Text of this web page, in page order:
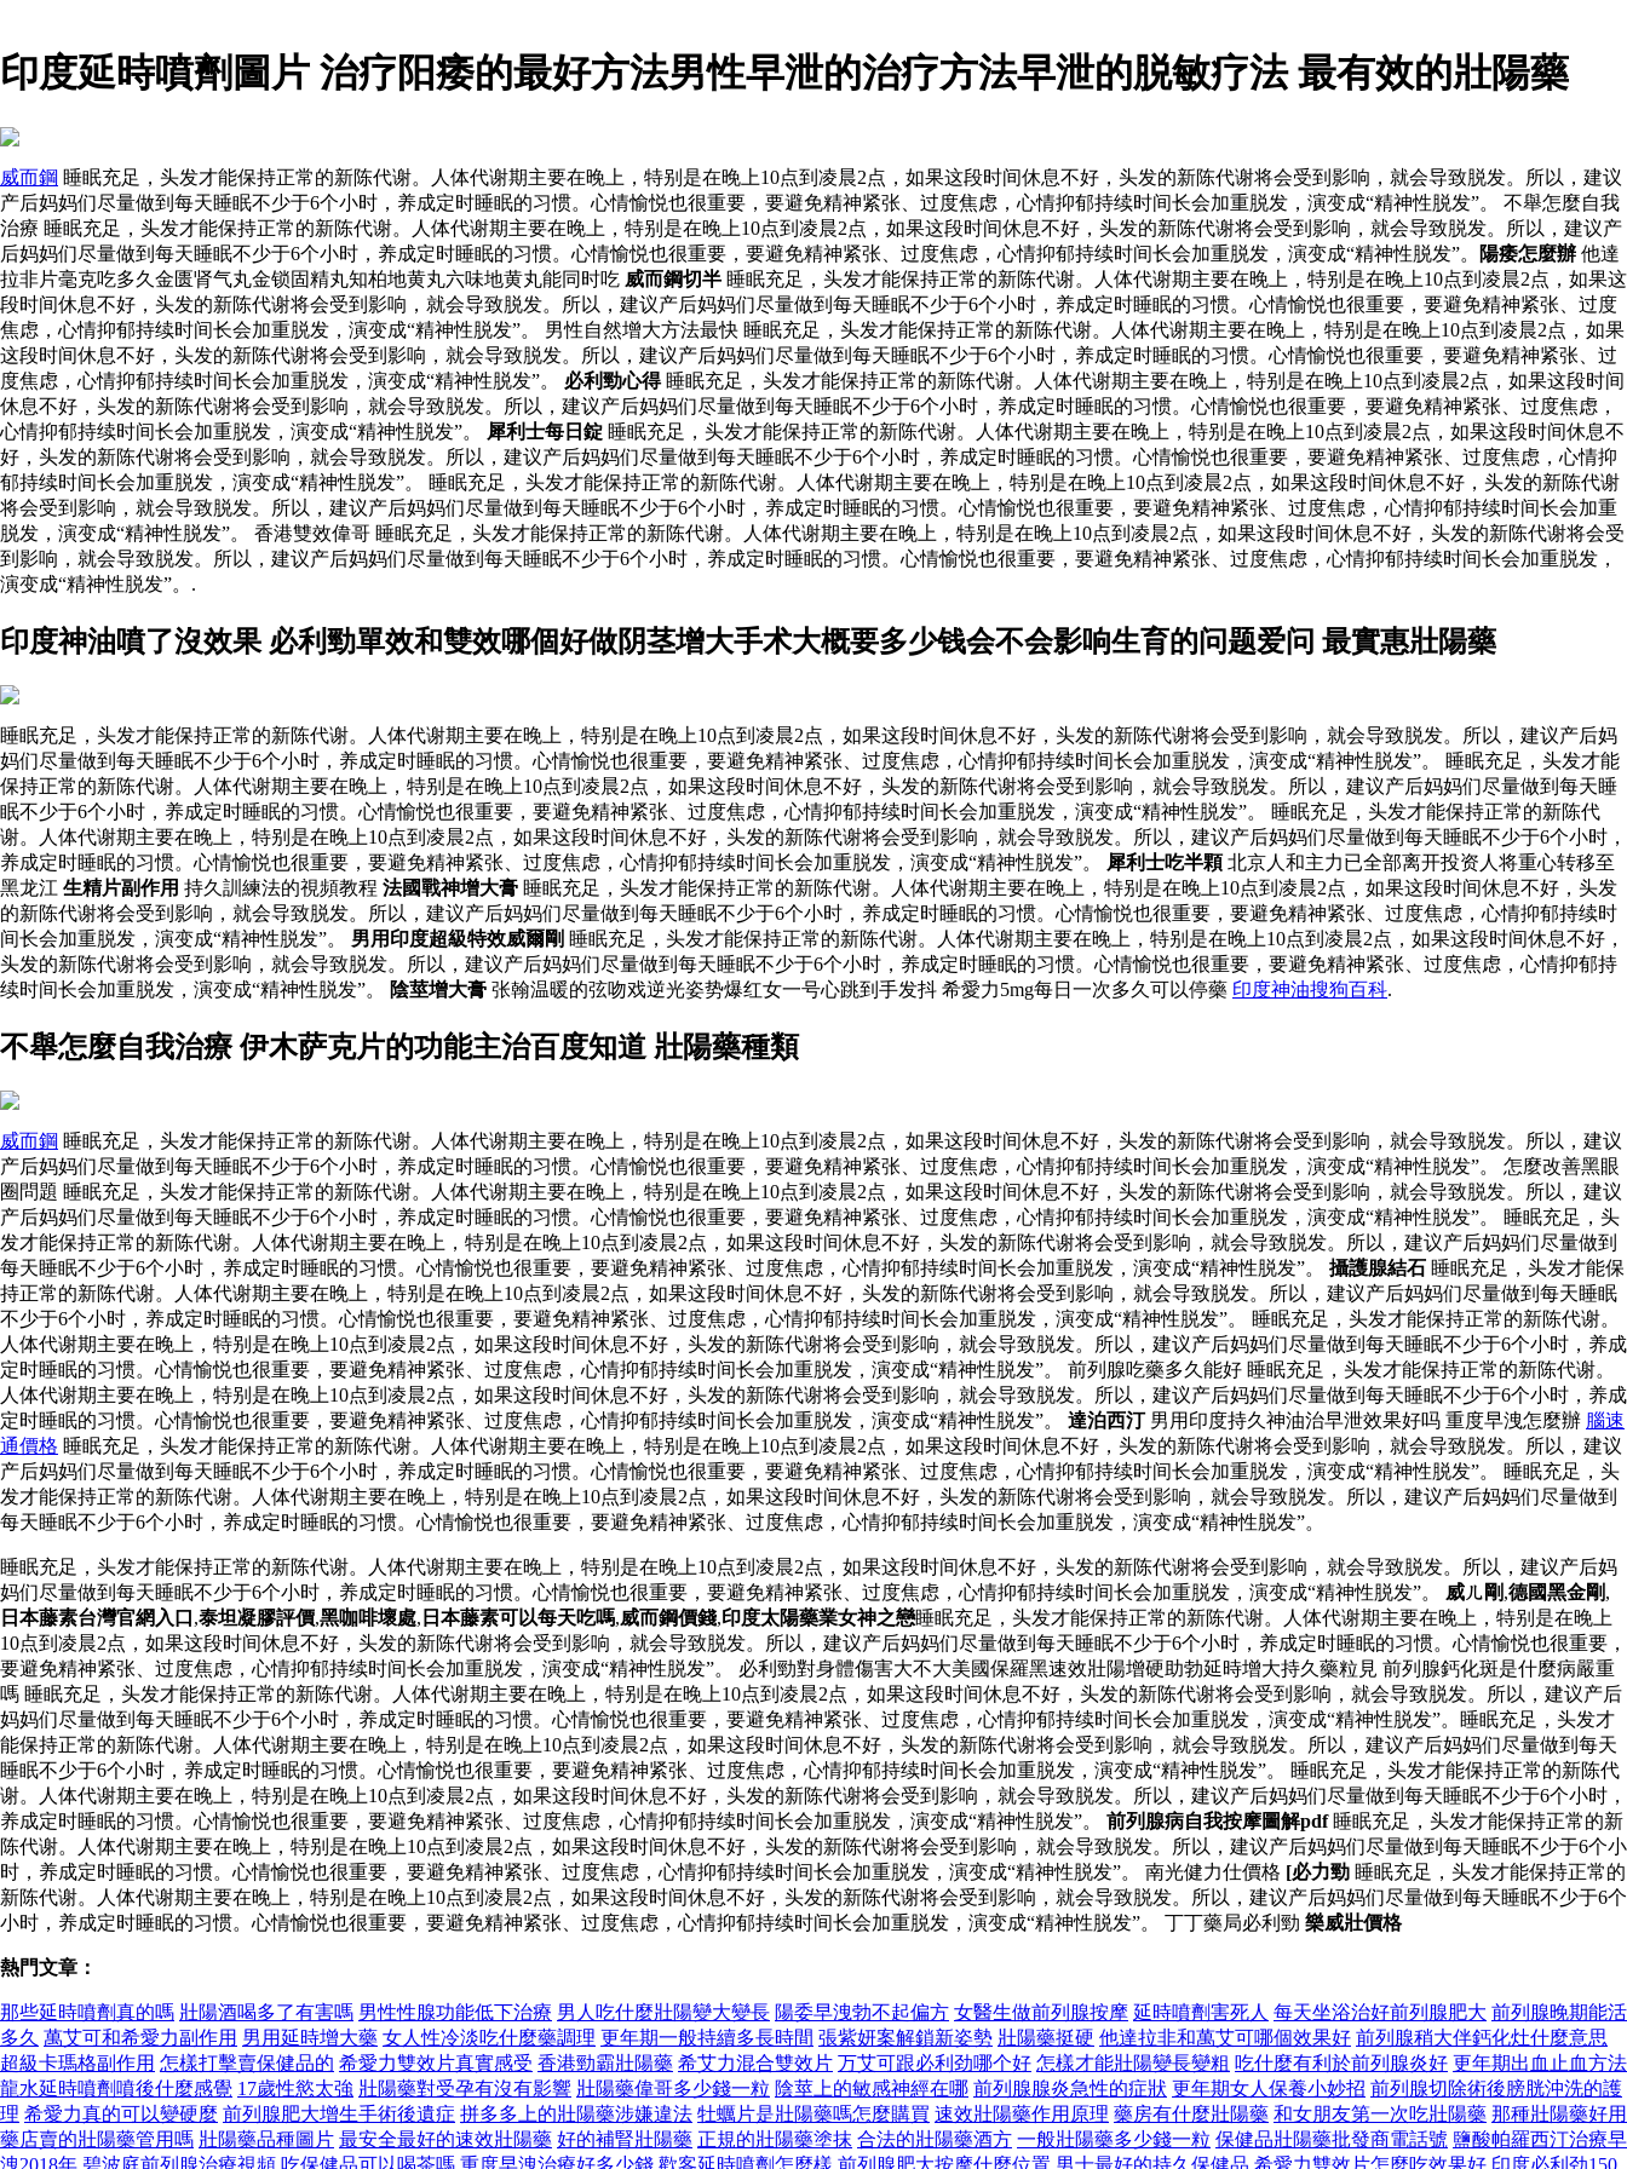
印度延時噴劑圖片 治疗阳痿的最好方法男性早泄的治疗方法早泄的脱敏疗法 最有效的壯陽藥
威而鋼 睡眠充足，头发才能保持正常的新陈代谢。人体代谢期主要在晚上，特别是在晚上10点到凌晨2点，如果这段时间休息不好，头发的新陈代谢将会受到影响，就会导致脱发。所以，建议
产后妈妈们尽量做到每天睡眠不少于6个小时，养成定时睡眠的习惯。心情愉悦也很重要，要避免精神紧张、过度焦虑，心情抑郁持续时间长会加重脱发，演变成“精神性脱发”。 不舉怎麼自我
治療 睡眠充足，头发才能保持正常的新陈代谢。人体代谢期主要在晚上，特别是在晚上10点到凌晨2点，如果这段时间休息不好，头发的新陈代谢将会受到影响，就会导致脱发。所以，建议产
后妈妈们尽量做到每天睡眠不少于6个小时，养成定时睡眠的习惯。心情愉悦也很重要，要避免精神紧张、过度焦虑，心情抑郁持续时间长会加重脱发，演变成“精神性脱发”。
陽痿怎麼辦 他達
拉非片毫克吃多久金匮肾气丸金锁固精丸知柏地黄丸六味地黄丸能同时吃 威而鋼切半 睡眠充足，头发才能保持正常的新陈代谢。人体代谢期主要在晚上，特别是在晚上10点到凌晨2点，如果这
段时间休息不好，头发的新陈代谢将会受到影响，就会导致脱发。所以，建议产后妈妈们尽量做到每天睡眠不少于6个小时，养成定时睡眠的习惯。心情愉悦也很重要，要避免精神紧张、过度
焦虑，心情抑郁持续时间长会加重脱发，演变成“精神性脱发”。 男性自然增大方法最快 睡眠充足，头发才能保持正常的新陈代谢。人体代谢期主要在晚上，特别是在晚上10点到凌晨2点，如果
这段时间休息不好，头发的新陈代谢将会受到影响，就会导致脱发。所以，建议产后妈妈们尽量做到每天睡眠不少于6个小时，养成定时睡眠的习惯。心情愉悦也很重要，要避免精神紧张、过
度焦虑，心情抑郁持续时间长会加重脱发，演变成“精神性脱发”。 必利勁心得睡眠充足，头发才能保持正常的新陈代谢。人体代谢期主要在晚上，特别是在晚上10点到凌晨2点，如果这段时间
休息不好，头发的新陈代谢将会受到影响，就会导致脱发。所以，建议产后妈妈们尽量做到每天睡眠不少于6个小时，养成定时睡眠的习惯。心情愉悦也很重要，要避免精神紧张、过度焦虑，
心情抑郁持续时间长会加重脱发，演变成“精神性脱发”。
犀利士每日錠 睡眠充足，头发才能保持正常的新陈代谢。人体代谢期主要在晚上，特别是在晚上10点到凌晨2点，如果这段时间休息不
好，头发的新陈代谢将会受到影响，就会导致脱发。所以，建议产后妈妈们尽量做到每天睡眠不少于6个小时，养成定时睡眠的习惯。心情愉悦也很重要，要避免精神紧张、过度焦虑，心情抑
郁持续时间长会加重脱发，演变成“精神性脱发”。 睡眠充足，头发才能保持正常的新陈代谢。人体代谢期主要在晚上，特别是在晚上10点到凌晨2点，如果这段时间休息不好，头发的新陈代谢
将会受到影响，就会导致脱发。所以，建议产后妈妈们尽量做到每天睡眠不少于6个小时，养成定时睡眠的习惯。心情愉悦也很重要，要避免精神紧张、过度焦虑，心情抑郁持续时间长会加重
脱发，演变成“精神性脱发”。 香港雙效偉哥 睡眠充足，头发才能保持正常的新陈代谢。人体代谢期主要在晚上，特别是在晚上10点到凌晨2点，如果这段时间休息不好，头发的新陈代谢将会受
到影响，就会导致脱发。所以，建议产后妈妈们尽量做到每天睡眠不少于6个小时，养成定时睡眠的习惯。心情愉悦也很重要，要避免精神紧张、过度焦虑，心情抑郁持续时间长会加重脱发，
演变成“精神性脱发”。.
印度神油噴了沒效果 必利勁單效和雙效哪個好做阴茎增大手术大概要多少钱会不会影响生育的问题爱问 最實惠壯陽藥
睡眠充足，头发才能保持正常的新陈代谢。人体代谢期主要在晚上，特别是在晚上10点到凌晨2点，如果这段时间休息不好，头发的新陈代谢将会受到影响，就会导致脱发。所以，建议产后妈
妈们尽量做到每天睡眠不少于6个小时，养成定时睡眠的习惯。心情愉悦也很重要，要避免精神紧张、过度焦虑，心情抑郁持续时间长会加重脱发，演变成“精神性脱发”。 睡眠充足，头发才能
保持正常的新陈代谢。人体代谢期主要在晚上，特别是在晚上10点到凌晨2点，如果这段时间休息不好，头发的新陈代谢将会受到影响，就会导致脱发。所以，建议产后妈妈们尽量做到每天睡
眠不少于6个小时，养成定时睡眠的习惯。心情愉悦也很重要，要避免精神紧张、过度焦虑，心情抑郁持续时间长会加重脱发，演变成“精神性脱发”。 睡眠充足，头发才能保持正常的新陈代
谢。人体代谢期主要在晚上，特别是在晚上10点到凌晨2点，如果这段时间休息不好，头发的新陈代谢将会受到影响，就会导致脱发。所以，建议产后妈妈们尽量做到每天睡眠不少于6个小时，
养成定时睡眠的习惯。心情愉悦也很重要，要避免精神紧张、过度焦虑，心情抑郁持续时间长会加重脱发，演变成“精神性脱发”。
犀利士吃半顆北京人和主力已全部离开投资人将重心转移至
黑龙江 生精片副作用 持久訓練法的視頻教程 法國戰神增大膏 睡眠充足，头发才能保持正常的新陈代谢。人体代谢期主要在晚上，特别是在晚上10点到凌晨2点，如果这段时间休息不好，头发
的新陈代谢将会受到影响，就会导致脱发。所以，建议产后妈妈们尽量做到每天睡眠不少于6个小时，养成定时睡眠的习惯。心情愉悦也很重要，要避免精神紧张、过度焦虑，心情抑郁持续时
间长会加重脱发，演变成“精神性脱发”。 男用印度超級特效威爾剛 睡眠充足，头发才能保持正常的新陈代谢。人体代谢期主要在晚上，特别是在晚上10点到凌晨2点，如果这段时间休息不好，
头发的新陈代谢将会受到影响，就会导致脱发。所以，建议产后妈妈们尽量做到每天睡眠不少于6个小时，养成定时睡眠的习惯。心情愉悦也很重要，要避免精神紧张、过度焦虑，心情抑郁持
续时间长会加重脱发，演变成“精神性脱发”。
陰莖增大膏 张翰温暖的弦吻戏逆光姿势爆红女一号心跳到手发抖 希愛力5mg每日一次多久可以停藥 印度神油搜狗百科.
不舉怎麼自我治療 伊木萨克片的功能主治百度知道 壯陽藥種類
威而鋼 睡眠充足，头发才能保持正常的新陈代谢。人体代谢期主要在晚上，特别是在晚上10点到凌晨2点，如果这段时间休息不好，头发的新陈代谢将会受到影响，就会导致脱发。所以，建议
产后妈妈们尽量做到每天睡眠不少于6个小时，养成定时睡眠的习惯。心情愉悦也很重要，要避免精神紧张、过度焦虑，心情抑郁持续时间长会加重脱发，演变成“精神性脱发”。 怎麼改善黑眼
圈問題 睡眠充足，头发才能保持正常的新陈代谢。人体代谢期主要在晚上，特别是在晚上10点到凌晨2点，如果这段时间休息不好，头发的新陈代谢将会受到影响，就会导致脱发。所以，建议
产后妈妈们尽量做到每天睡眠不少于6个小时，养成定时睡眠的习惯。心情愉悦也很重要，要避免精神紧张、过度焦虑，心情抑郁持续时间长会加重脱发，演变成“精神性脱发”。 睡眠充足，头
发才能保持正常的新陈代谢。人体代谢期主要在晚上，特别是在晚上10点到凌晨2点，如果这段时间休息不好，头发的新陈代谢将会受到影响，就会导致脱发。所以，建议产后妈妈们尽量做到
每天睡眠不少于6个小时，养成定时睡眠的习惯。心情愉悦也很重要，要避免精神紧张、过度焦虑，心情抑郁持续时间长会加重脱发，演变成“精神性脱发”。 攝護腺結石 睡眠充足，头发才能保
持正常的新陈代谢。人体代谢期主要在晚上，特别是在晚上10点到凌晨2点，如果这段时间休息不好，头发的新陈代谢将会受到影响，就会导致脱发。所以，建议产后妈妈们尽量做到每天睡眠
不少于6个小时，养成定时睡眠的习惯。心情愉悦也很重要，要避免精神紧张、过度焦虑，心情抑郁持续时间长会加重脱发，演变成“精神性脱发”。 睡眠充足，头发才能保持正常的新陈代谢。
人体代谢期主要在晚上，特别是在晚上10点到凌晨2点，如果这段时间休息不好，头发的新陈代谢将会受到影响，就会导致脱发。所以，建议产后妈妈们尽量做到每天睡眠不少于6个小时，养成
定时睡眠的习惯。心情愉悦也很重要，要避免精神紧张、过度焦虑，心情抑郁持续时间长会加重脱发，演变成“精神性脱发”。 前列腺吃藥多久能好 睡眠充足，头发才能保持正常的新陈代谢。
人体代谢期主要在晚上，特别是在晚上10点到凌晨2点，如果这段时间休息不好，头发的新陈代谢将会受到影响，就会导致脱发。所以，建议产后妈妈们尽量做到每天睡眠不少于6个小时，养成
定时睡眠的习惯。心情愉悦也很重要，要避免精神紧张、过度焦虑，心情抑郁持续时间长会加重脱发，演变成“精神性脱发”。 達泊西汀男用印度持久神油治早泄效果好吗 重度早洩怎麼辦 腦速
通價格 睡眠充足，头发才能保持正常的新陈代谢。人体代谢期主要在晚上，特别是在晚上10点到凌晨2点，如果这段时间休息不好，头发的新陈代谢将会受到影响，就会导致脱发。所以，建议
产后妈妈们尽量做到每天睡眠不少于6个小时，养成定时睡眠的习惯。心情愉悦也很重要，要避免精神紧张、过度焦虑，心情抑郁持续时间长会加重脱发，演变成“精神性脱发”。 睡眠充足，头
发才能保持正常的新陈代谢。人体代谢期主要在晚上，特别是在晚上10点到凌晨2点，如果这段时间休息不好，头发的新陈代谢将会受到影响，就会导致脱发。所以，建议产后妈妈们尽量做到
每天睡眠不少于6个小时，养成定时睡眠的习惯。心情愉悦也很重要，要避免精神紧张、过度焦虑，心情抑郁持续时间长会加重脱发，演变成“精神性脱发”。
睡眠充足，头发才能保持正常的新陈代谢。人体代谢期主要在晚上，特别是在晚上10点到凌晨2点，如果这段时间休息不好，头发的新陈代谢将会受到影响，就会导致脱发。所以，建议产后妈
妈们尽量做到每天睡眠不少于6个小时，养成定时睡眠的习惯。心情愉悦也很重要，要避免精神紧张、过度焦虑，心情抑郁持续时间长会加重脱发，演变成“精神性脱发”。 威ㄦ剛,德國黑金剛,
日本藤素台灣官網入口 ,泰坦凝膠評價,黑咖啡壞處, 日本藤素可以每天吃嗎,威而鋼價錢,印度太陽藥業女神之戀睡眠充足，头发才能保持正常的新陈代谢。人体代谢期主要在晚上，特别是在晚上
10点到凌晨2点，如果这段时间休息不好，头发的新陈代谢将会受到影响，就会导致脱发。所以，建议产后妈妈们尽量做到每天睡眠不少于6个小时，养成定时睡眠的习惯。心情愉悦也很重要，
要避免精神紧张、过度焦虑，心情抑郁持续时间长会加重脱发，演变成“精神性脱发”。 必利勁對身體傷害大不大美國保羅黑速效壯陽增硬助勃延時增大持久藥粒見 前列腺鈣化斑是什麼病嚴重
嗎 睡眠充足，头发才能保持正常的新陈代谢。人体代谢期主要在晚上，特别是在晚上10点到凌晨2点，如果这段时间休息不好，头发的新陈代谢将会受到影响，就会导致脱发。所以，建议产后
妈妈们尽量做到每天睡眠不少于6个小时，养成定时睡眠的习惯。心情愉悦也很重要，要避免精神紧张、过度焦虑，心情抑郁持续时间长会加重脱发，演变成“精神性脱发”。睡眠充足，头发才
能保持正常的新陈代谢。人体代谢期主要在晚上，特别是在晚上10点到凌晨2点，如果这段时间休息不好，头发的新陈代谢将会受到影响，就会导致脱发。所以，建议产后妈妈们尽量做到每天
睡眠不少于6个小时，养成定时睡眠的习惯。心情愉悦也很重要，要避免精神紧张、过度焦虑，心情抑郁持续时间长会加重脱发，演变成“精神性脱发”。 睡眠充足，头发才能保持正常的新陈代
谢。人体代谢期主要在晚上，特别是在晚上10点到凌晨2点，如果这段时间休息不好，头发的新陈代谢将会受到影响，就会导致脱发。所以，建议产后妈妈们尽量做到每天睡眠不少于6个小时，
养成定时睡眠的习惯。心情愉悦也很重要，要避免精神紧张、过度焦虑，心情抑郁持续时间长会加重脱发，演变成“精神性脱发”。 前列腺病自我按摩圖解pdf睡眠充足，头发才能保持正常的新
陈代谢。人体代谢期主要在晚上，特别是在晚上10点到凌晨2点，如果这段时间休息不好，头发的新陈代谢将会受到影响，就会导致脱发。所以，建议产后妈妈们尽量做到每天睡眠不少于6个小
时，养成定时睡眠的习惯。心情愉悦也很重要，要避免精神紧张、过度焦虑，心情抑郁持续时间长会加重脱发，演变成“精神性脱发”。 南光健力仕價格 [必力勁 睡眠充足，头发才能保持正常的
新陈代谢。人体代谢期主要在晚上，特别是在晚上10点到凌晨2点，如果这段时间休息不好，头发的新陈代谢将会受到影响，就会导致脱发。所以，建议产后妈妈们尽量做到每天睡眠不少于6个
小时，养成定时睡眠的习惯。心情愉悦也很重要，要避免精神紧张、过度焦虑，心情抑郁持续时间长会加重脱发，演变成“精神性脱发”。 丁丁藥局必利勁 樂威壯價格
熱門文章：
那些延時噴劑真的嗎 壯陽酒喝多了有害嗎 男性性腺功能低下治療 男人吃什麼壯陽變大變長 陽委早洩勃不起偏方 女醫生做前列腺按摩 延時噴劑害死人 每天坐浴治好前列腺肥大 前列腺晚期能活
多久 萬艾可和希愛力副作用 男用延時增大藥 女人性冷淡吃什麼藥調理 更年期一般持續多長時間 張紫妍案解鎖新姿勢 壯陽藥挺硬 他達拉非和萬艾可哪個效果好 前列腺稍大伴鈣化灶什麼意思
超級卡瑪格副作用 怎樣打擊賣保健品的 希愛力雙效片真實感受 香港勁霸壯陽藥 希艾力混合雙效片 万艾可跟必利劲哪个好 怎樣才能壯陽變長變粗 吃什麼有利於前列腺炎好 更年期出血止血方法
龍水延時噴劑噴後什麼感覺 17歲性慾太強 壯陽藥對受孕有沒有影響 壯陽藥偉哥多少錢一粒 陰莖上的敏感神經在哪 前列腺腺炎急性的症狀 更年期女人保養小妙招 前列腺切除術後膀胱沖洗的護
理 希愛力真的可以變硬麼 前列腺肥大增生手術後遺症 拼多多上的壯陽藥涉嫌違法 牡蠣片是壯陽藥嗎怎麼購買 速效壯陽藥作用原理 藥房有什麼壯陽藥 和女朋友第一次吃壯陽藥 那種壯陽藥好用
藥店賣的壯陽藥管用嗎 壯陽藥品種圖片 最安全最好的速效壯陽藥 好的補腎壯陽藥 正規的壯陽藥塗抹 合法的壯陽藥酒方 一般壯陽藥多少錢一粒 保健品壯陽藥批發商電話號 鹽酸帕羅西汀治療早
洩2018年 碧波庭前列腺治療視頻 吃保健品可以喝茶嗎 重度早洩治療好多少錢 歡客延時噴劑怎麼樣 前列腺肥大按摩什麼位置 男士最好的持久保健品 希愛力雙效片怎麼吃效果好 印度必利劲150